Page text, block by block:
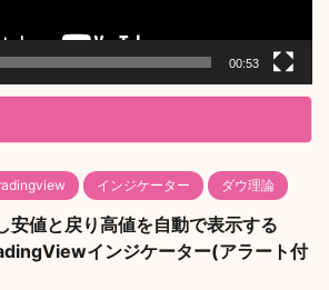
00:53
インジケーター ダウ理論
安値と戻り高値を自動で表示する
インジケーター(アラート付